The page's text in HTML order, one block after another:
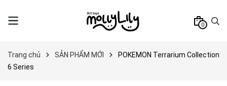
0
Trang chủ SẢN PHẨM MỚI
POKEMON Terrarium Collection
6 Series